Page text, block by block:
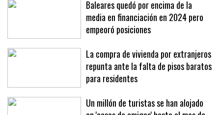
Baleares quedó por encima de la
media en financiación en 2024 pero
empeoró posiciones
La compra de vivienda por extranjeros
repunta ante la falta de pisos baratos
para residentes